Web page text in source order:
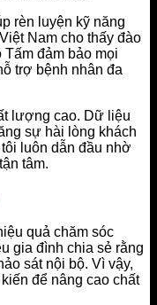
rèn luyện kỹ năng
Nam cho thấy đào
đảm bảo mọi
trợ bệnh nhân đa
lượng cao. Dữ liệu
sự hài lòng khách
luôn dẫn đầu nhờ
tâm.
quả chăm sóc
gia đình chia sẻ rằng
sát nội bộ. Vì vậy,
để nâng cao chất